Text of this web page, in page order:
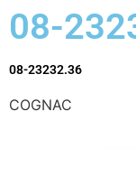
08-
08-23232.36
COGNAC